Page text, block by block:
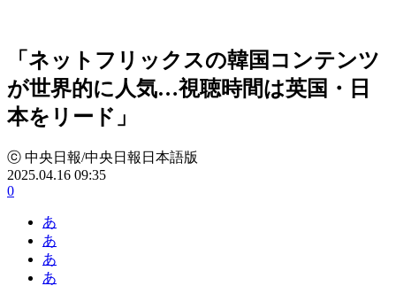
「ネットフリックスの韓国コンテンツ
が世界的に人気…視聴時間は英国・日
本をリード」
ⓒ 中央日報/中央日報日本語版
2025.04.16 09:35
0
あ
あ
あ
あ